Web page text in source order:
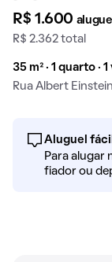
R$ 1.600 aluguel
R$ 2.362 total
35 m² · 1 quarto ·
Rua Albert
Aluguel
Para alugar
fiador ou